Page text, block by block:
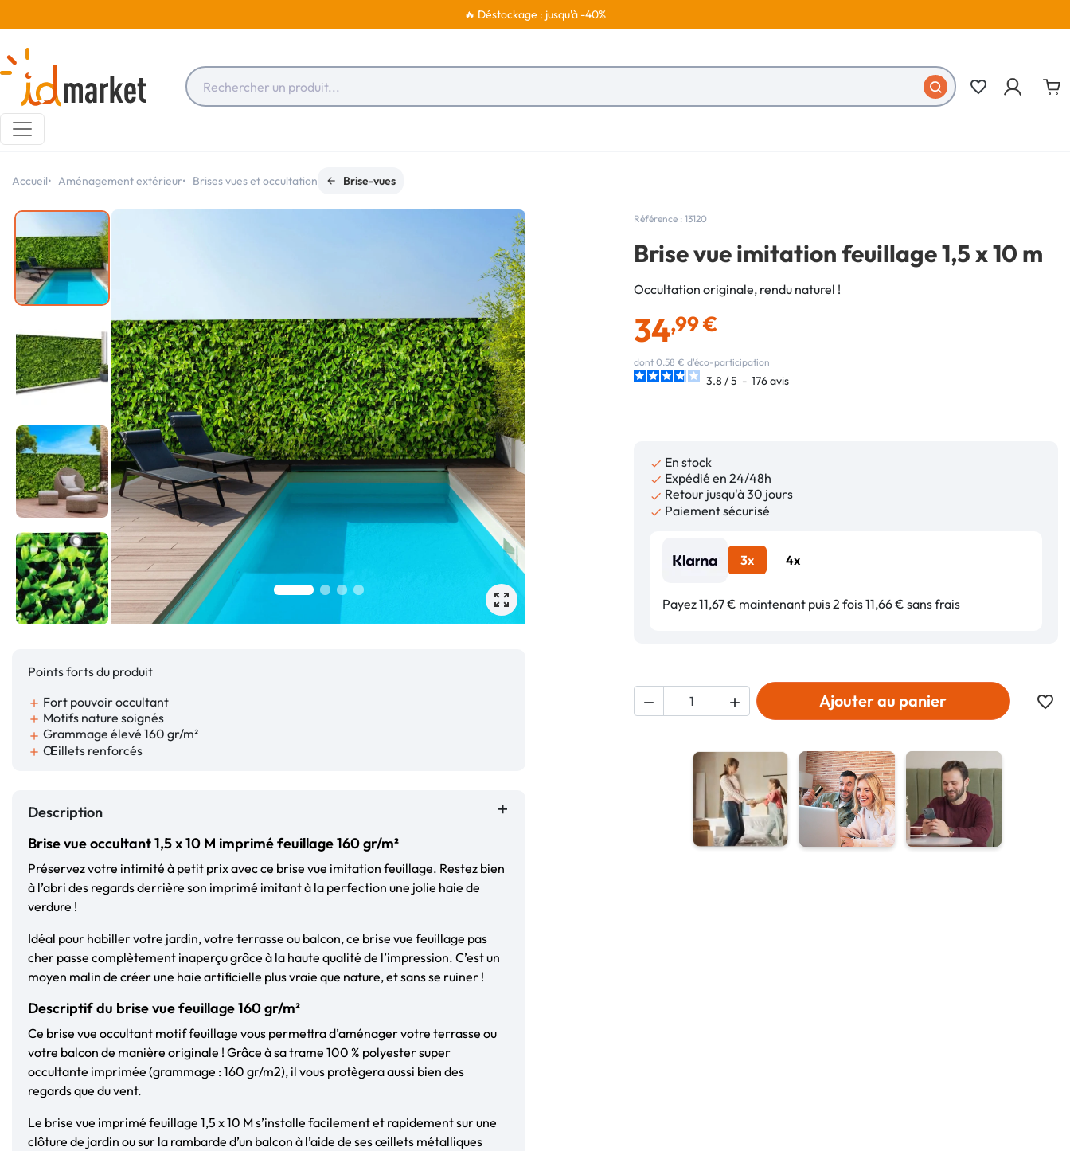
🔥 Déstockage : jusqu'à -40%
favorite_border
Accueil Aménagement extérieur Brises vues et occultation Brise-vues
Points forts du produit
add Fort pouvoir occultant
add Motifs nature soignés
add Grammage élevé 160 gr/m²
add Œillets renforcés
Description
Brise vue occultant 1,5 x 10 M imprimé feuillage 160 gr/m²
Préservez votre intimité à petit prix avec ce brise vue imitation feuillage. Restez bien
à l’abri des regards derrière son imprimé imitant à la perfection une jolie haie de
verdure !
Idéal pour habiller votre jardin, votre terrasse ou balcon, ce brise vue feuillage pas
cher passe complètement inaperçu grâce à la haute qualité de l’impression. C’est un
moyen malin de créer une haie artificielle plus vraie que nature, et sans se ruiner !
Descriptif du brise vue feuillage 160 gr/m²
Ce brise vue occultant motif feuillage vous permettra d’aménager votre terrasse ou
votre balcon de manière originale ! Grâce à sa trame 100 % polyester super
occultante imprimée (grammage : 160 gr/m2), il vous protègera aussi bien des
regards que du vent.
Le brise vue imprimé feuillage 1,5 x 10 M s’installe facilement et rapidement sur une
clôture de jardin ou sur la rambarde d’un balcon à l’aide de ses œillets métalliques
Référence : 13120
Brise vue imitation feuillage 1,5 x 10 m
Occultation originale, rendu naturel !
34,99 €
dont 0.58 € d'éco-participation
3.8 /5 - 176avis
 En stock
 Expédié en 24/48h
 Retour jusqu'à 30 jours
 Paiement sécurisé
3x 4x
Payez 11,67 € maintenant puis 2 fois 11,66 € sans frais
  Ajouter au panier favorite_border